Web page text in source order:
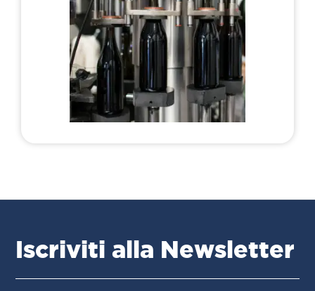
Iscriviti alla Newsletter